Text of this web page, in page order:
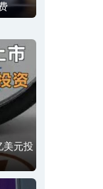
美元投